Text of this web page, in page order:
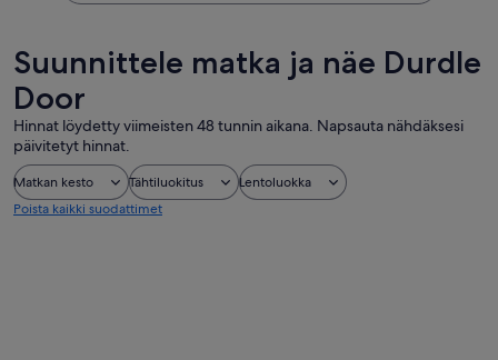
Suunnittele matka ja näe Durdle
Door
Hinnat löydetty viimeisten 48 tunnin aikana. Napsauta nähdäksesi
päivitetyt hinnat.
Matkan kesto Tähtiluokitus
Lentoluokka
Poista kaikki suodattimet